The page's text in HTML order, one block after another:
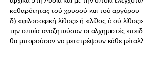
καθαρότητας τού χρυσού και τού αργύρου
δ) «φιλοσοφική λίθος» ή «λίθος ὁ οὐ
την οποία αναζητούσαν οι αλχημιστές
θα μπορούσαν να μετατρέψουν κάθε